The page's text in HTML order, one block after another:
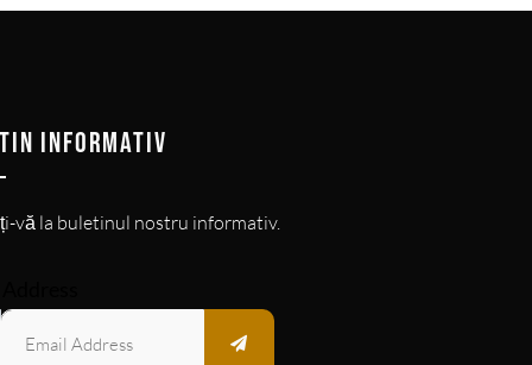
INFORMATIV
vă la buletinul nostru informativ.